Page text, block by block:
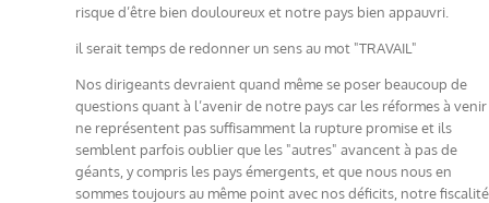
risque d’être bien douloureux et notre pays bien appauvri.
il serait temps de redonner un sens au mot "TRAVAIL"
Nos dirigeants devraient quand même se poser beaucoup de
questions quant à l’avenir de notre pays car les réformes à venir
ne représentent pas suffisamment la rupture promise et ils
semblent parfois oublier que les "autres" avancent à pas de
géants, y compris les pays émergents, et que nous nous en
sommes toujours au même point avec nos déficits, notre fiscalité